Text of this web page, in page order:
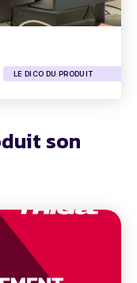
LE DICO DU PRODUIT
son